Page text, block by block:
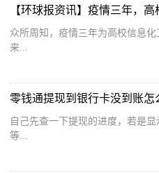
【环球报资讯】疫情三年，
众所周知，疫情三年为高校信息
来...
自己先查一下提现的进度，若是
等...